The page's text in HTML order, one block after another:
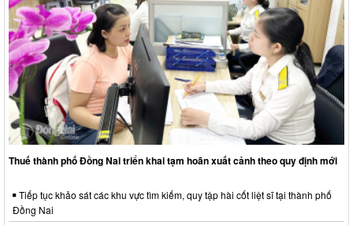
Thuế thành phố Đồng Nai triển khai tạm hoãn xuất cảnh theo quy định mới
Tiếp tục khảo sát các khu vực tìm kiếm, quy tập hài cốt liệt sĩ tại thành phố
Đồng Nai